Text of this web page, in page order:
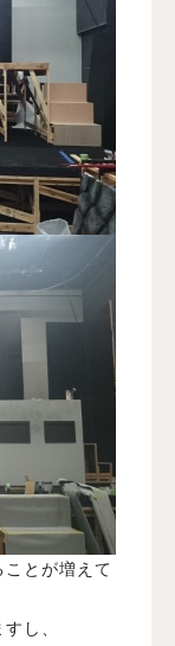
とが増えて
し、